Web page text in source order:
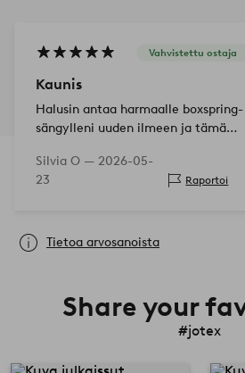
Vahvistettu ostaja
Kaunis
Halusin antaa harmaalle boxspring-
sängylleni uuden ilmeen ja tämä
laittanut kaksi eri korkuista
päällystä päällekkäin, ensin
Silvia O — 2026-05-
23
Raportoi
Tietoa arvosanoista
Share your
#jotex